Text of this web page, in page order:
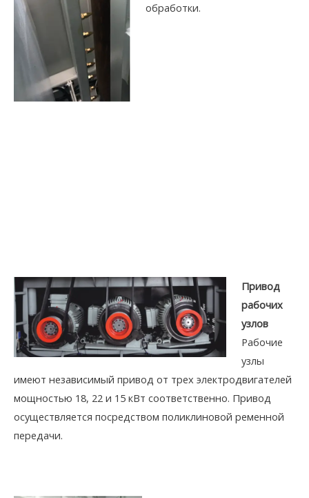
обработки.
Привод
рабочих
узлов
Рабочие
узлы
имеют независимый привод от трех электродвигателей
мощностью 18, 22 и 15 кВт соответственно. Привод
осуществляется посредством поликлиновой ременной
передачи.